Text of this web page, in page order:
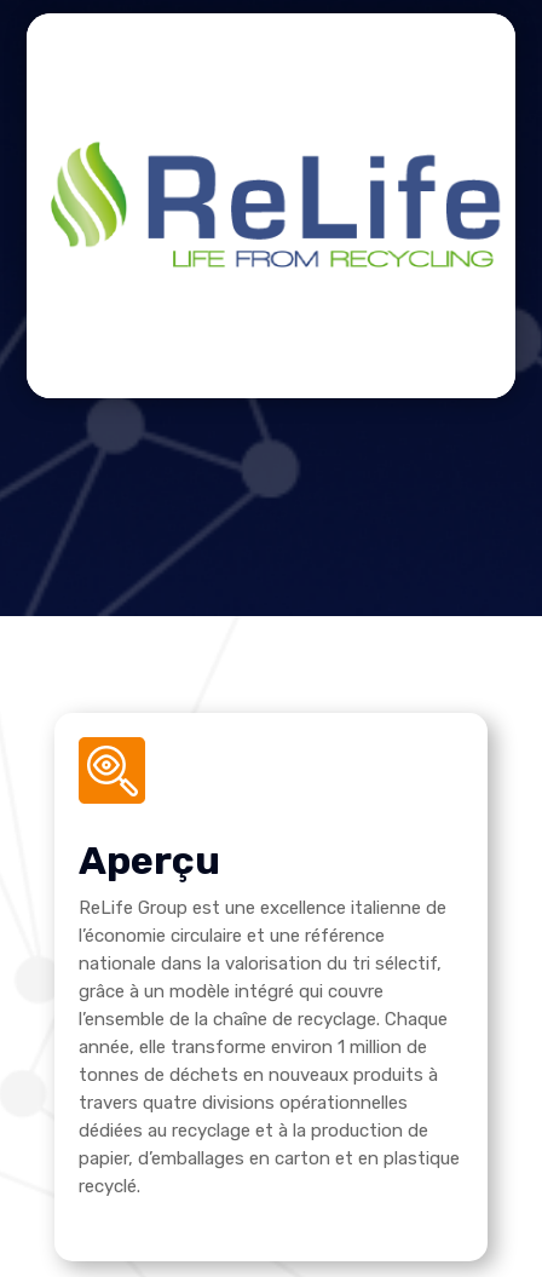
Aperçu
ReLife Group est une excellence italienne de
l’économie circulaire et une référence
nationale dans la valorisation du tri sélectif,
grâce à un modèle intégré qui couvre
l’ensemble de la chaîne de recyclage. Chaque
année, elle transforme environ 1 million de
tonnes de déchets en nouveaux produits à
travers quatre divisions opérationnelles
dédiées au recyclage et à la production de
papier, d’emballages en carton et en plastique
recyclé.